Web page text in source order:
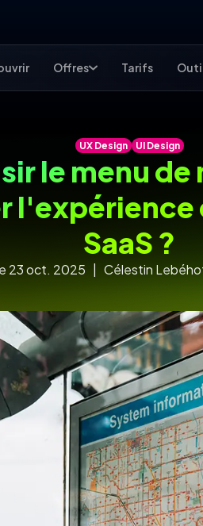
Offres Tarifs
UX Design UI Design
le menu de
l'expérience
SaaS ?
23 oct. 2025 | Célestin